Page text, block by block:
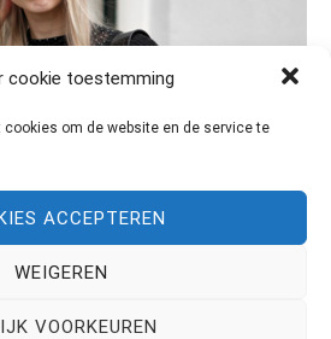
cookie toestemming
cookies om de website en de service te
ACCEPTEREN
WEIGEREN
VOORKEUREN